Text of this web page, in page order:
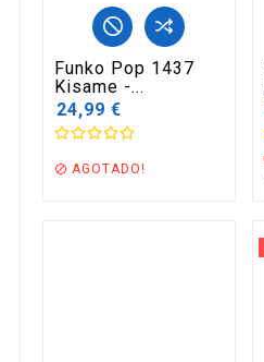
Funko Pop 1437
Kisame -...
24,99 €
 AGOTADO!